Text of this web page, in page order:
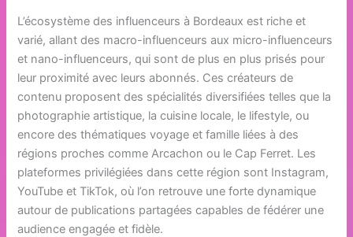
L’écosystème des influenceurs à Bordeaux est riche et
varié, allant des macro-influenceurs aux micro-influenceurs
et nano-influenceurs, qui sont de plus en plus prisés pour
leur proximité avec leurs abonnés. Ces créateurs de
contenu proposent des spécialités diversifiées telles que la
photographie artistique, la cuisine locale, le lifestyle, ou
encore des thématiques voyage et famille liées à des
régions proches comme Arcachon ou le Cap Ferret. Les
plateformes privilégiées dans cette région sont Instagram,
YouTube et TikTok, où l’on retrouve une forte dynamique
autour de publications partagées capables de fédérer une
audience engagée et fidèle.